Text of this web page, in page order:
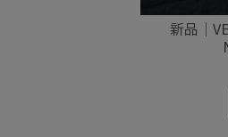
新品｜